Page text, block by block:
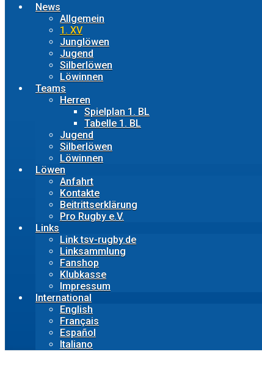
News
Allgemein
1. XV
Junglöwen
Jugend
Silberlöwen
Löwinnen
Teams
Herren
Spielplan 1. BL
Tabelle 1. BL
Jugend
Silberlöwen
Löwinnen
Löwen
Anfahrt
Kontakte
Beitrittserklärung
Pro Rugby e.V.
Links
Link tsv-rugby.de
Linksammlung
Fanshop
Klubkasse
Impressum
International
English
Français
Español
Italiano